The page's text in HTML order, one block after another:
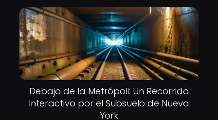
Debajo de la Metrópoli: Un Recorrido
Interactivo por el Subsuelo de Nueva
York